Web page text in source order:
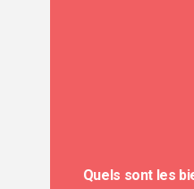
Quels sont les